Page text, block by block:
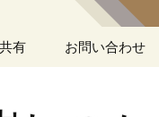
有 お問い合わせ